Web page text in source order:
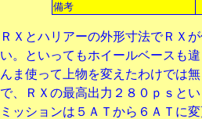
備考
ＲＸとハリアーの外形寸法でＲＸ
い。といってもホイールベースも
んま使って上物を変えたわけでは
で、ＲＸの最高出力２８０ｐｓと
ミッションは５ＡＴから６ＡＴに